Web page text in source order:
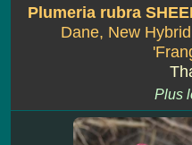
Plumeria rubra
Dane, New
Plus